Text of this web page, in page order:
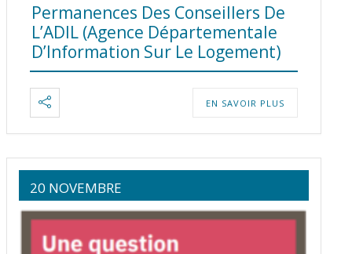
Permanences Des Conseillers De
L’ADIL (Agence Départementale
D’Information Sur Le Logement)
EN SAVOIR PLUS
20 NOVEMBRE